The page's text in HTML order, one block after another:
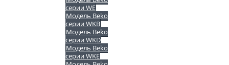
серии WE
Модель Beko
серии WKB
Модель Beko
серии WKD
Модель Beko
серии WKE